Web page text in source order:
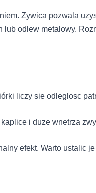
Zywica pozwala
odlew metalowy.
liczy sie odleglosc
i duze wnetrza
efekt. Warto ustalic